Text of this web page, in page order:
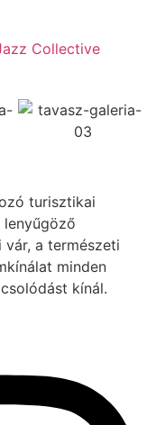
Collective
turisztikai
a természeti
minden
kínál.